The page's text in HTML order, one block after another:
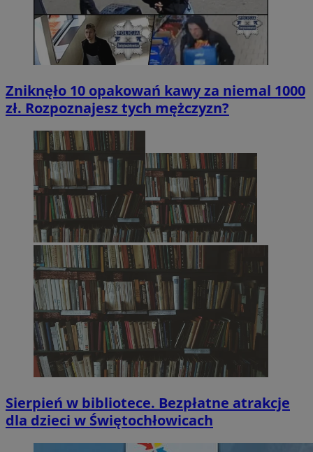
Zniknęło 10 opakowań kawy za niemal 1000
zł. Rozpoznajesz tych mężczyzn?
Sierpień w bibliotece. Bezpłatne atrakcje
dla dzieci w Świętochłowicach